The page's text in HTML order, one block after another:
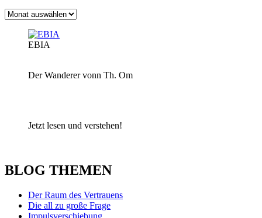
Archiv
EBIA
Der Wanderer vonn Th. Om
Jetzt lesen und verstehen!
BLOG THEMEN
Der Raum des Vertrauens
Die all zu große Frage
Impulsverschiebung